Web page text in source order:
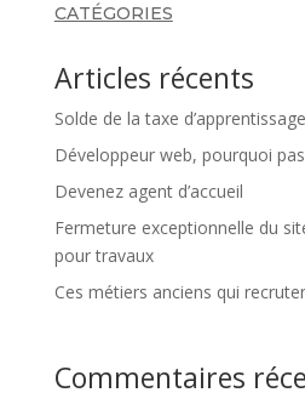
CATÉGORIES
Articles récents
Solde de la taxe
Développeur web, pourquoi
Devenez agent d’accueil
Fermeture exceptionnelle du
pour travaux
Ces métiers anciens qui
Commentaires